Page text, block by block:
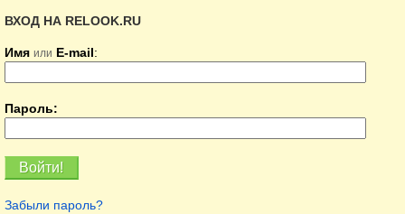
ВХОД НА RELOOK.RU
Имя или E-mail:
Пароль:
Забыли пароль?